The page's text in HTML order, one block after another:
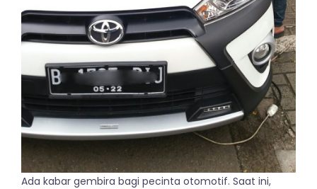
Ada kabar gembira bagi pecinta otomotif. Saat ini,